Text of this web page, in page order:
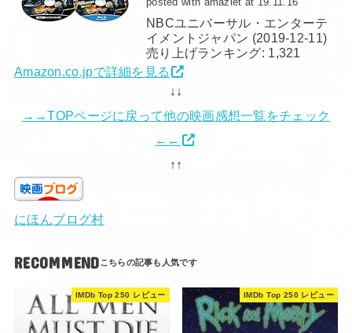
NBCユニバーサル・エンターテ
イメントジャパン (2019-12-11)
売り上げランキング: 1,321
Amazon.co.jpで詳細を見る
↓↓
→→TOPページに戻って他の映画感想一覧をチェック
←←
↑↑
にほんブログ村
RECOMMEND
IMDb Top 250 レビュー IMDb Top 250 レビュー